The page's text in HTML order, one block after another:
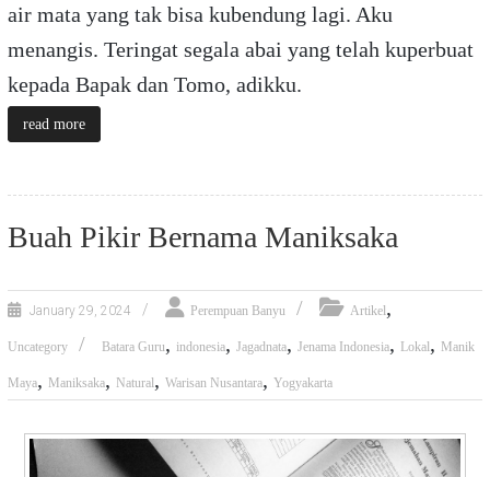
air mata yang tak bisa kubendung lagi. Aku
menangis. Teringat segala abai yang telah kuperbuat
kepada Bapak dan Tomo, adikku.
read more
Buah Pikir Bernama Maniksaka
January 29, 2024 Perempuan Banyu Artikel,
Uncategory Batara Guru, indonesia, Jagadnata, Jenama Indonesia, Lokal, Manik
Maya, Maniksaka, Natural, Warisan Nusantara, Yogyakarta